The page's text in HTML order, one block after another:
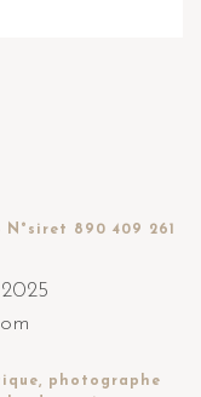
N°siret 890 409 261
photographe